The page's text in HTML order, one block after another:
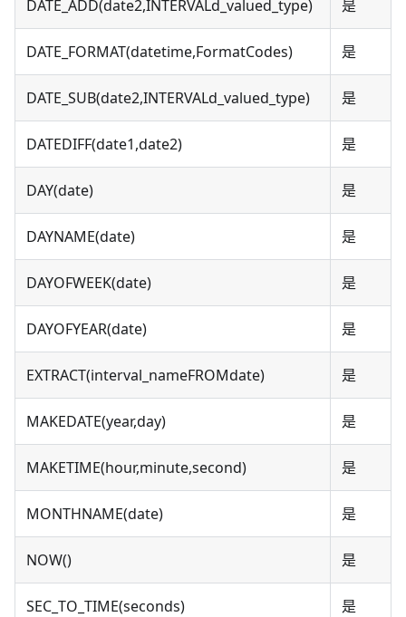
DATE_ADD(date2,INTERVALd_valued_type) 是
DATE_FORMAT(datetime,FormatCodes) 是
DATE_SUB(date2,INTERVALd_valued_type) 是
DATEDIFF(date1,date2) 是
DAY(date) 是
DAYNAME(date) 是
DAYOFWEEK(date) 是
DAYOFYEAR(date) 是
EXTRACT(interval_nameFROMdate) 是
MAKEDATE(year,day) 是
MAKETIME(hour,minute,second) 是
MONTHNAME(date) 是
NOW() 是
SEC_TO_TIME(seconds) 是